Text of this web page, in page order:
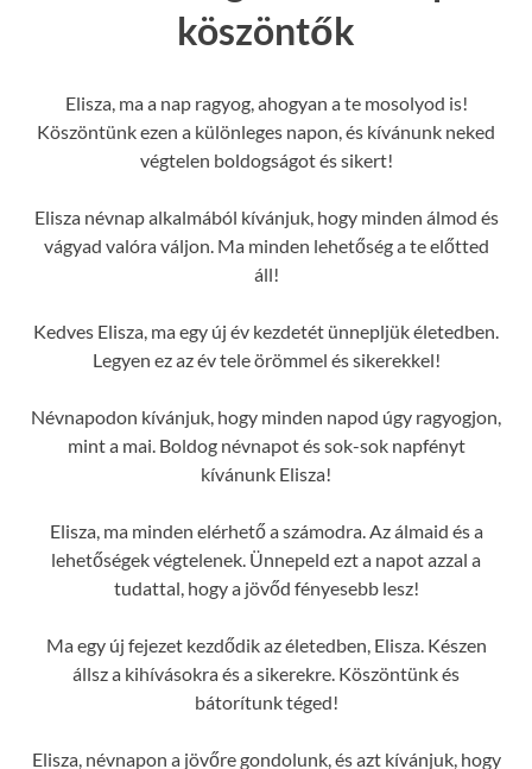
köszöntők
Elisza, ma a nap ragyog, ahogyan a te mosolyod is!
Köszöntünk ezen a különleges napon, és kívánunk neked
végtelen boldogságot és sikert!
Elisza névnap alkalmából kívánjuk, hogy minden álmod és
vágyad valóra váljon. Ma minden lehetőség a te előtted
áll!
Kedves Elisza, ma egy új év kezdetét ünnepljük életedben.
Legyen ez az év tele örömmel és sikerekkel!
Névnapodon kívánjuk, hogy minden napod úgy ragyogjon,
mint a mai. Boldog névnapot és sok-sok napfényt
kívánunk Elisza!
Elisza, ma minden elérhető a számodra. Az álmaid és a
lehetőségek végtelenek. Ünnepeld ezt a napot azzal a
tudattal, hogy a jövőd fényesebb lesz!
Ma egy új fejezet kezdődik az életedben, Elisza. Készen
állsz a kihívásokra és a sikerekre. Köszöntünk és
bátorítunk téged!
Elisza, névnapon a jövőre gondolunk, és azt kívánjuk, hogy